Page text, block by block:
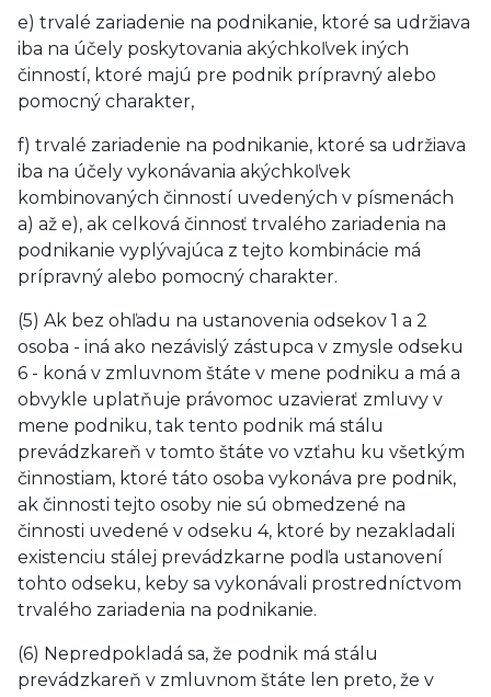
e) trvalé zariadenie na podnikanie, ktoré sa udržiava
iba na účely poskytovania akýchkoľvek iných
činností, ktoré majú pre podnik prípravný alebo
pomocný charakter,
f) trvalé zariadenie na podnikanie, ktoré sa udržiava
iba na účely vykonávania akýchkoľvek
kombinovaných činností uvedených v písmenách
a) až e), ak celková činnosť trvalého zariadenia na
podnikanie vyplývajúca z tejto kombinácie má
prípravný alebo pomocný charakter.
(5) Ak bez ohľadu na ustanovenia odsekov 1 a 2
osoba - iná ako nezávislý zástupca v zmysle odseku
6 - koná v zmluvnom štáte v mene podniku a má a
obvykle uplatňuje právomoc uzavierať zmluvy v
mene podniku, tak tento podnik má stálu
prevádzkareň v tomto štáte vo vzťahu ku všetkým
činnostiam, ktoré táto osoba vykonáva pre podnik,
ak činnosti tejto osoby nie sú obmedzené na
činnosti uvedené v odseku 4, ktoré by nezakladali
existenciu stálej prevádzkarne podľa ustanovení
tohto odseku, keby sa vykonávali prostredníctvom
trvalého zariadenia na podnikanie.
(6) Nepredpokladá sa, že podnik má stálu
prevádzkareň v zmluvnom štáte len preto, že v